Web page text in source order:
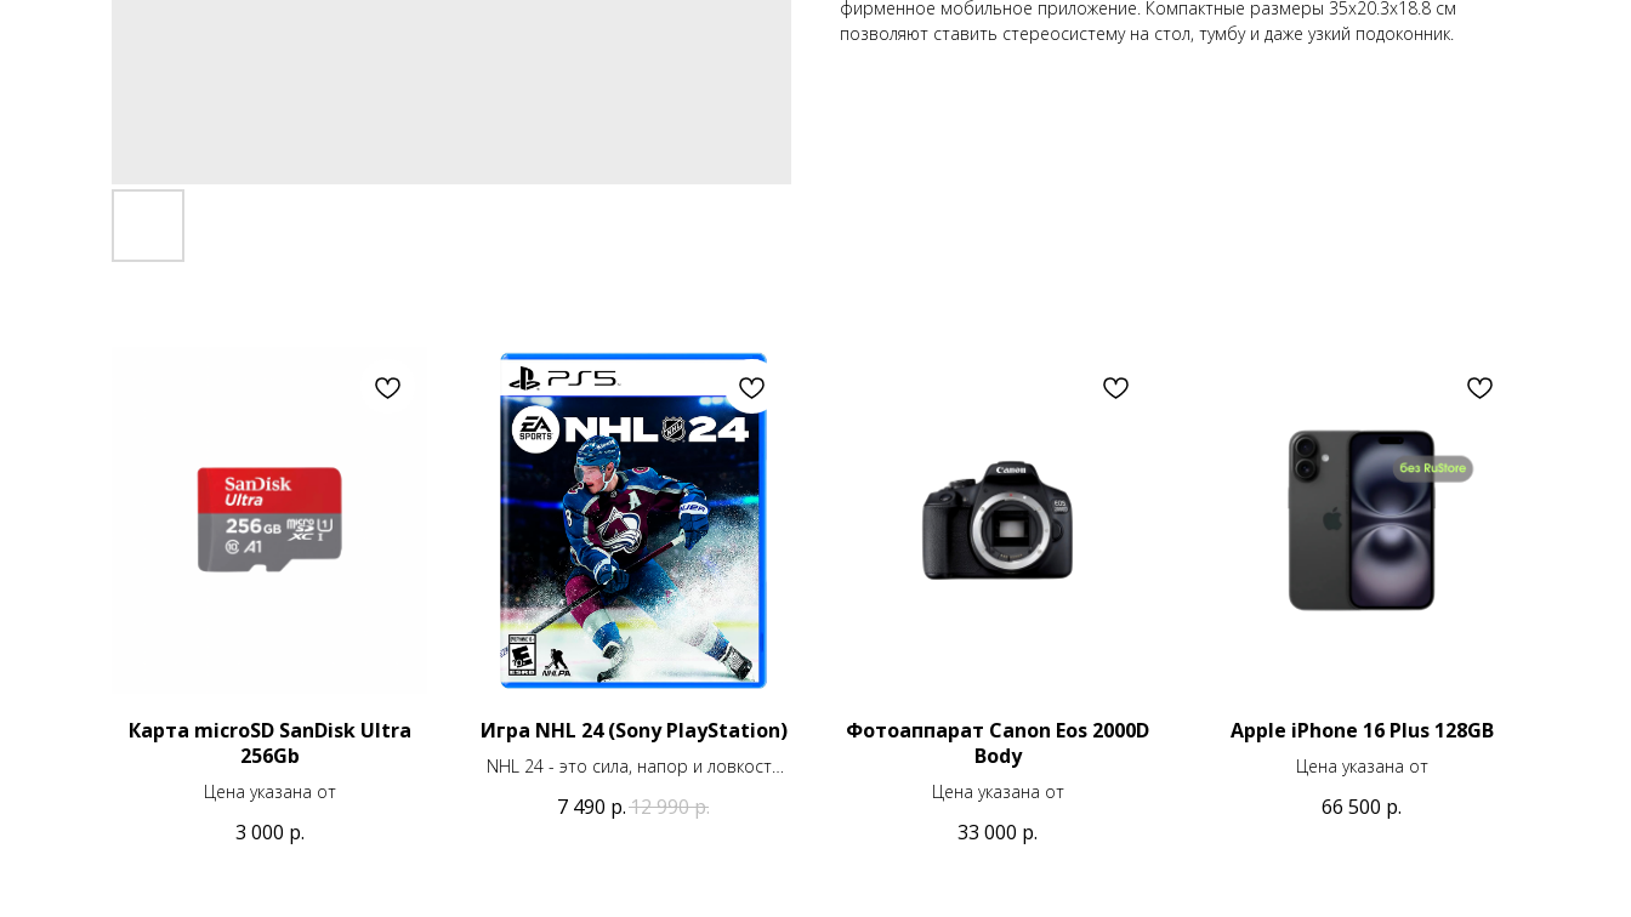
фирменное мобильное приложение. Компактные размеры 35x20.3x18.8 см
позволяют ставить стереосистему на стол, тумбу и даже узкий подоконник.
Карта microSD SanDisk Ultra
256Gb
Цена указана от
3 000 р.
Игра NHL 24 (Sony PlayStation)
NHL 24 - это сила, напор и ловкость
7 490 р.12 990р.
Фотоаппарат Canon Eos 2000D
Body
Цена указана от
33 000 р.
Apple iPhone 16 Plus 128GB
Цена указана от
66 500 р.